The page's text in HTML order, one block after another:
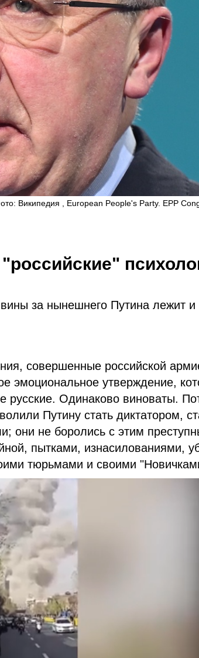
Википедия , European People's Party. EPP
за нынешнего Путина лежит
совершенные российской
эмоциональное утверждение,
русские. Одинаково виноваты.
Путину стать диктатором,
они не боролись с этим
пытками, изнасилованиями,
тюрьмами и своими